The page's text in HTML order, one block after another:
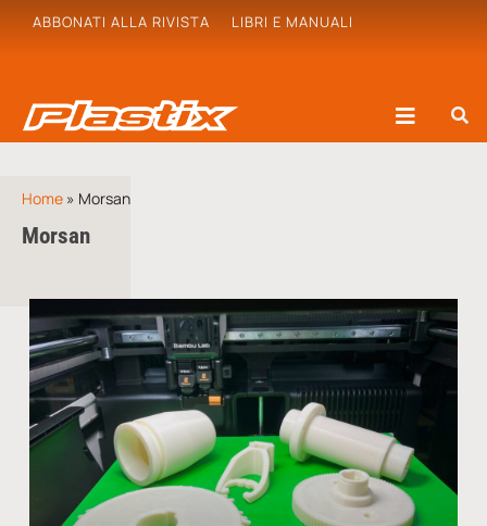
ABBONATI ALLA RIVISTA LIBRI E MANUALI
Home » Morsan
Morsan